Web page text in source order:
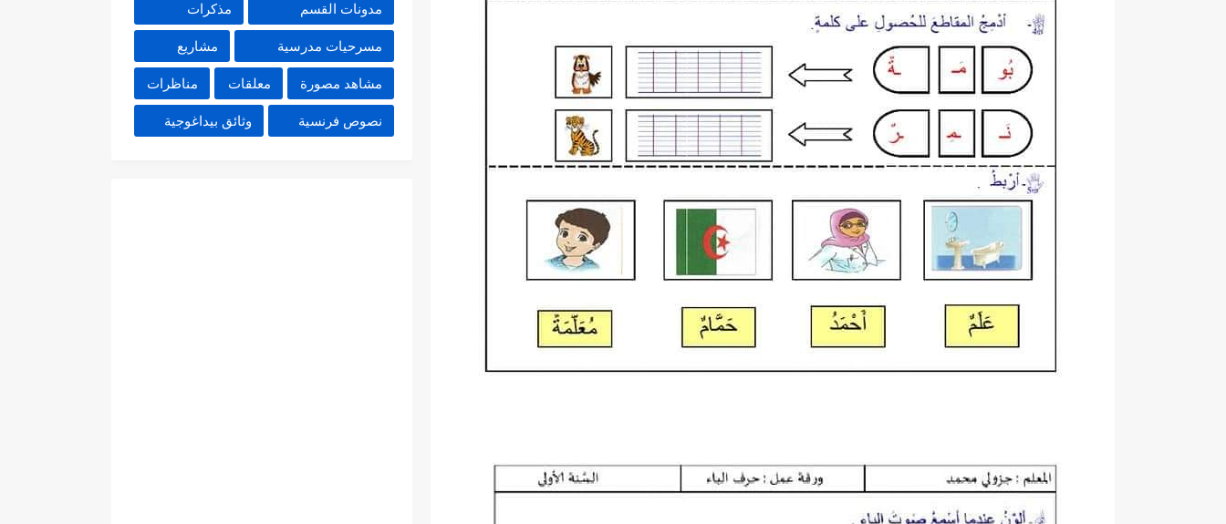
مدونات القسم مذكرات
مسرحيات مدرسية مشاريع
مشاهد مصورة معلقات مناظرات
نصوص فرنسية وثائق بيداغوجية